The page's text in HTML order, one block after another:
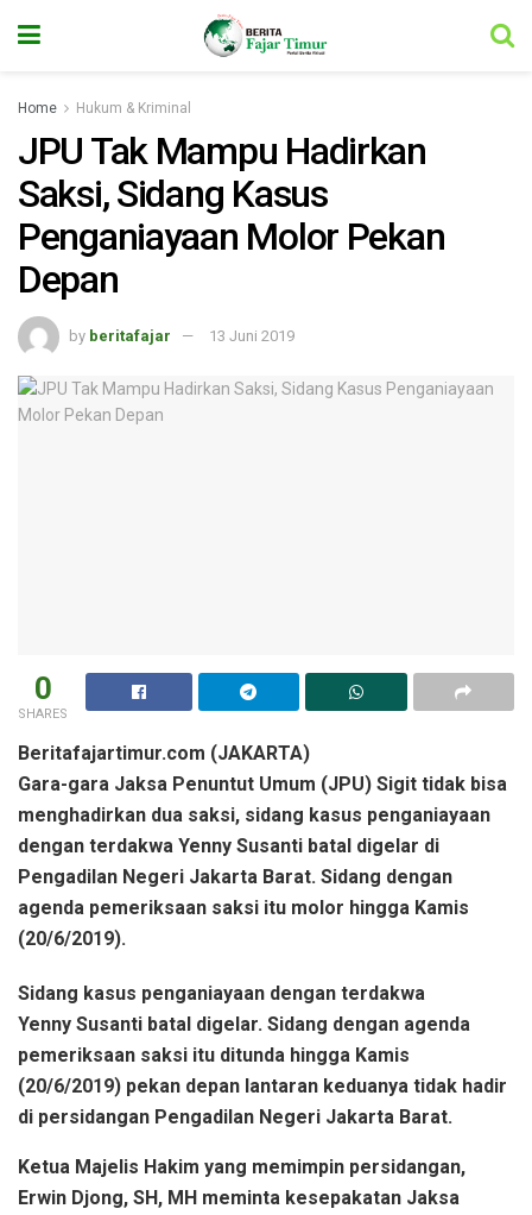
Home Hukum & Kriminal
JPU Tak Mampu Hadirkan
Saksi, Sidang Kasus
Penganiayaan Molor Pekan
Depan
by beritafajar 13 Juni 2019
0
SHARES
Beritafajartimur.com (JAKARTA)
Gara-gara Jaksa Penuntut Umum (JPU) Sigit tidak bisa
menghadirkan dua saksi, sidang kasus penganiayaan
dengan terdakwa Yenny Susanti batal digelar di
Pengadilan Negeri Jakarta Barat. Sidang dengan
agenda pemeriksaan saksi itu molor hingga Kamis
(20/6/2019).
Sidang kasus penganiayaan dengan terdakwa
Yenny Susanti batal digelar. Sidang dengan agenda
pemeriksaan saksi itu ditunda hingga Kamis
(20/6/2019) pekan depan lantaran keduanya tidak hadir
di persidangan Pengadilan Negeri Jakarta Barat.
Ketua Majelis Hakim yang memimpin persidangan,
Erwin Djong, SH, MH meminta kesepakatan Jaksa